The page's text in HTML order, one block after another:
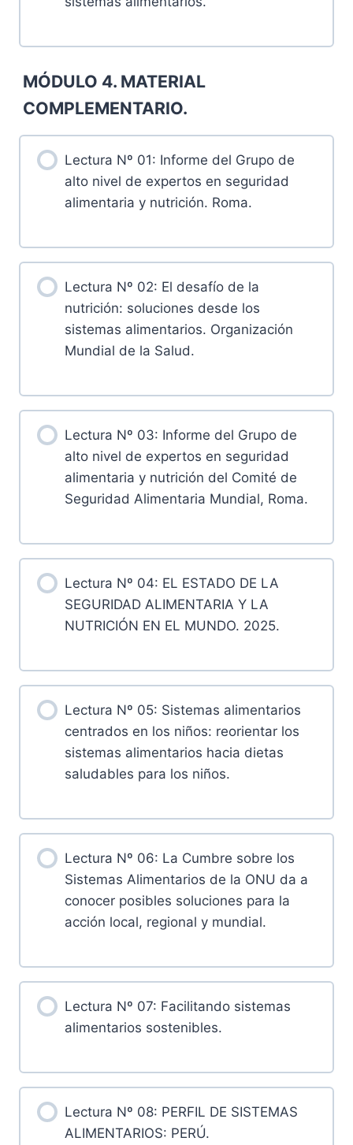
MÓDULO 4. MATERIAL
COMPLEMENTARIO.
Lectura Nº 01: Informe del Grupo de
alto nivel de expertos en seguridad
alimentaria y nutrición. Roma.
Lectura Nº 02: El desafío de la
nutrición: soluciones desde los
sistemas alimentarios. Organización
Mundial de la Salud.
Lectura Nº 03: Informe del Grupo de
alto nivel de expertos en seguridad
alimentaria y nutrición del Comité de
Seguridad Alimentaria Mundial, Roma.
Lectura Nº 04: EL ESTADO DE LA
SEGURIDAD ALIMENTARIA Y LA
NUTRICIÓN EN EL MUNDO. 2025.
Lectura Nº 05: Sistemas alimentarios
centrados en los niños: reorientar los
sistemas alimentarios hacia dietas
saludables para los niños.
Lectura Nº 06: La Cumbre sobre los
Sistemas Alimentarios de la ONU da a
conocer posibles soluciones para la
acción local, regional y mundial.
Lectura Nº 07: Facilitando sistemas
alimentarios sostenibles.
Lectura Nº 08: PERFIL DE SISTEMAS
ALIMENTARIOS: PERÚ.